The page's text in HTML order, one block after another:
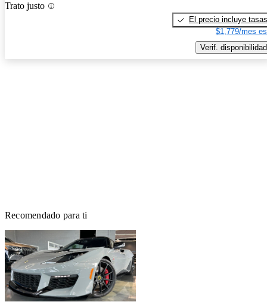
Trato justo
El precio incluye tasas
$1,779/mes
Verif. disponibilidad
Recomendado para ti